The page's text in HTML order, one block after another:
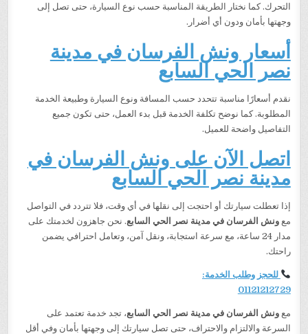
التحرك. كما نختار الطريقة المناسبة حسب نوع السيارة، حتى تصل إلى
وجهتها بأمان ودون أي أضرار.
أسعار ونش الفرسان في مدينة
نصر الحي السابع
نقدم أسعارًا مناسبة تتحدد حسب المسافة ونوع السيارة وطبيعة الخدمة
المطلوبة. كما نوضح تكلفة الخدمة قبل بدء العمل، حتى تكون جميع
التفاصيل واضحة للعميل.
اتصل الآن على ونش الفرسان في
مدينة نصر الحي السابع
إذا تعطلت سيارتك أو احتجت إلى نقلها في أي وقت، فلا تتردد في التواصل
معونش الفرسان في مدينة نصر الحي السابع. نحن جاهزون لخدمتك على
مدار 24 ساعة، مع سرعة استجابة، ونقل آمن، وتعامل احترافي يضمن
راحتك.
للحجز وطلب الخدمة:
01121212729
معونش الفرسان في مدينة نصر الحي السابع، تجد خدمة تعتمد على
السرعة والالتزام والاحتراف، حتى تصل سيارتك إلى وجهتها بأمان وفي أقل